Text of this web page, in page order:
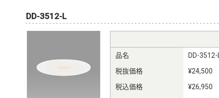
DD-3512-L
品名
DD-3512-
税抜価格
¥24,500
税込価格
¥26,950